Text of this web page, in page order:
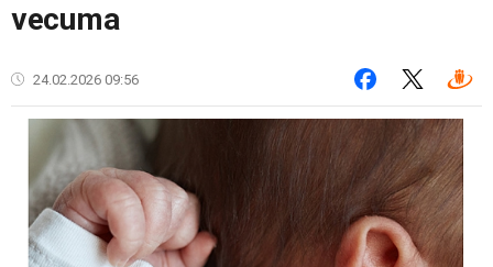
vecuma
24.02.2026 09:56